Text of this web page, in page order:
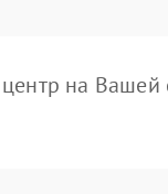
на Вашей